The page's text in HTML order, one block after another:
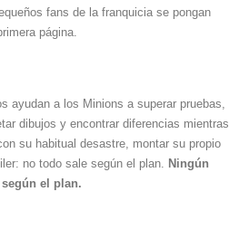
fans de la franquicia se pongan
página.
ayudan a los Minions a superar pruebas,
dibujos y encontrar diferencias mientras
su habitual desastre, montar su propio
no todo sale según el plan.
Ningún
el plan.